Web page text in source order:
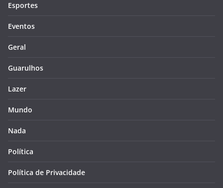
Esportes
Eventos
Geral
Guarulhos
Lazer
Mundo
Nada
Política
Política de Privacidade